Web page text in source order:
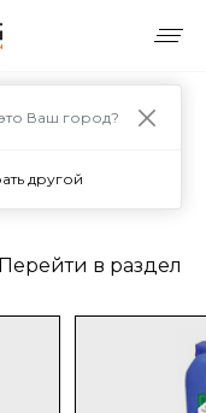
материалы
Перейти в раздел
Ваш город?
другой